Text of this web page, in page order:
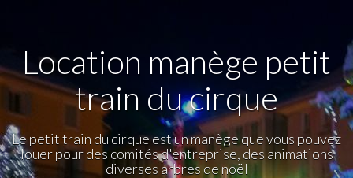
Location manège petit
train du cirque
Le petit train du cirque est un manège que vous pouvez
louer pour des comités d'entreprise, des animations
diverses arbres de noël